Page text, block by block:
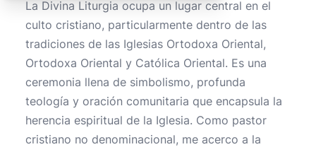
La Divina Liturgia ocupa un lugar central en el
culto cristiano, particularmente dentro de las
tradiciones de las Iglesias Ortodoxa Oriental,
Ortodoxa Oriental y Católica Oriental. Es una
ceremonia llena de simbolismo, profunda
teología y oración comunitaria que encapsula la
herencia espiritual de la Iglesia. Como pastor
cristiano no denominacional, me acerco a la